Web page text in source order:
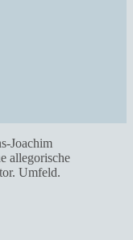
Joachim
allegorische
Umfeld.